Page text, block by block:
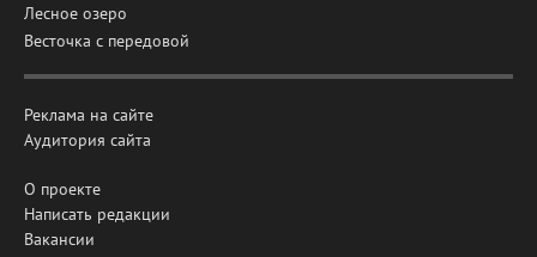
Лесное озеро
Весточка с передовой
Реклама на сайте
Аудитория сайта
О проекте
Написать редакции
Вакансии